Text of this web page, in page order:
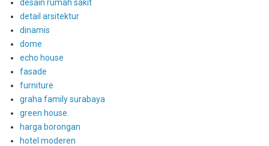
desain rumah sakit
detail arsitektur
dinamis
dome
echo house
fasade
furniture
graha family surabaya
green house.
harga borongan
hotel moderen